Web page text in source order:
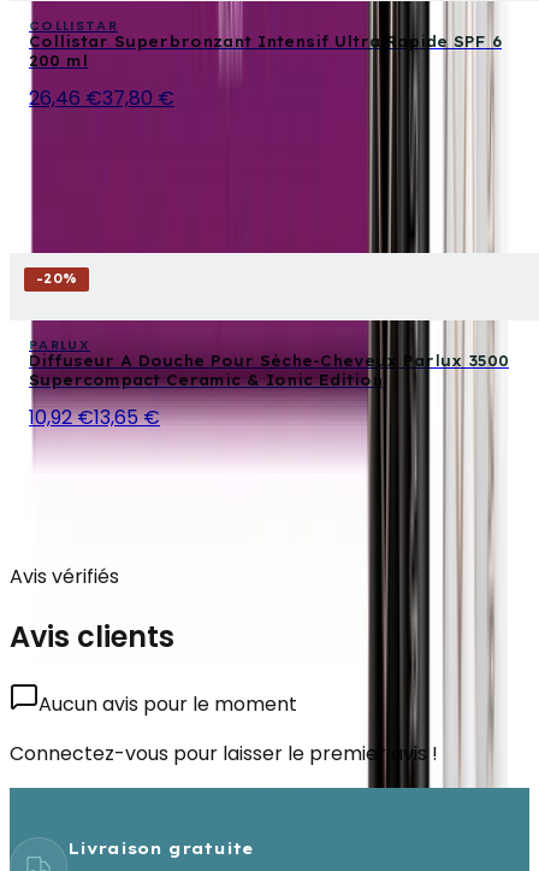
COLLISTAR
Collistar Superbronzant Intensif Ultra Rapide SPF 6
200 ml
26,46 €37,80 €
-20%
PARLUX
Diffuseur A Douche Pour Sèche-Cheveux Parlux 3500
Supercompact Ceramic & Ionic Edition
10,92 €13,65 €
Avis vérifiés
Avis clients
Aucun avis pour le moment
Connectez-vous pour laisser le premier avis !
Livraison gratuite